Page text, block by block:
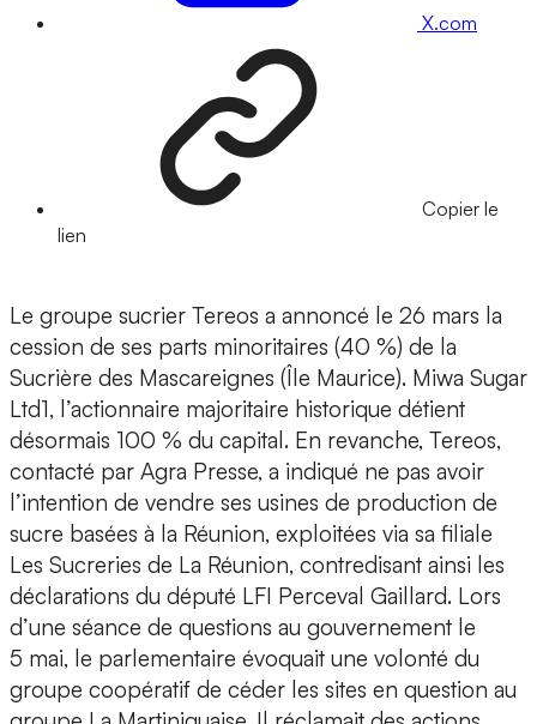
X.com
Copier le
lien
Le groupe sucrier Tereos a annoncé le 26 mars la
cession de ses parts minoritaires (40 %) de la
Sucrière des Mascareignes (Île Maurice). Miwa Sugar
Ltd1, l’actionnaire majoritaire historique détient
désormais 100 % du capital. En revanche, Tereos,
contacté par Agra Presse, a indiqué ne pas avoir
l’intention de vendre ses usines de production de
sucre basées à la Réunion, exploitées via sa filiale
Les Sucreries de La Réunion, contredisant ainsi les
déclarations du député LFI Perceval Gaillard. Lors
d’une séance de questions au gouvernement le
5 mai, le parlementaire évoquait une volonté du
groupe coopératif de céder les sites en question au